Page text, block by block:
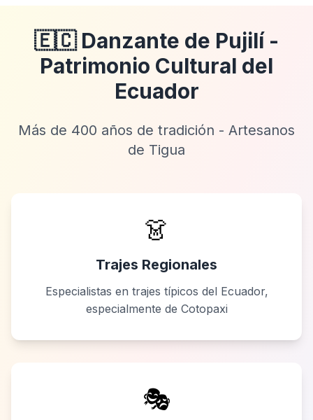
🇪🇨 Danzante de Pujilí -
Patrimonio Cultural del
Ecuador
Más de 400 años de tradición - Artesanos
de Tigua
👗
Trajes Regionales
Especialistas en trajes típicos del Ecuador,
especialmente de Cotopaxi
🎭